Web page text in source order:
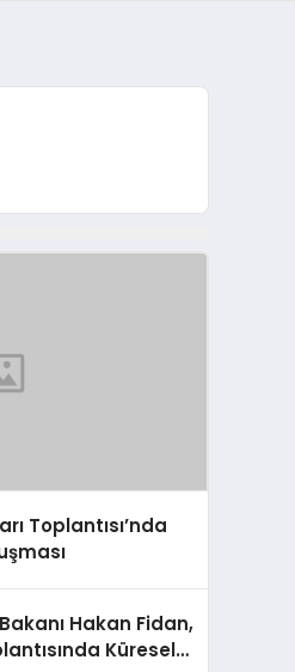
Toplantısı’nda
Hakan Fidan,
Küresel